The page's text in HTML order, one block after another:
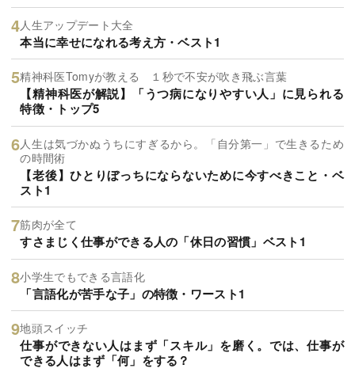
人生アップデート大全
本当に幸せになれる考え方・ベスト1
精神科医Tomyが教える １秒で不安が吹き飛ぶ言葉
【精神科医が解説】「うつ病になりやすい人」に見られる
特徴・トップ5
人生は気づかぬうちにすぎるから。「自分第一」で生きるため
の時間術
【老後】ひとりぼっちにならないために今すべきこと・ベ
スト1
筋肉が全て
すさまじく仕事ができる人の「休日の習慣」ベスト1
小学生でもできる言語化
「言語化が苦手な子」の特徴・ワースト1
地頭スイッチ
仕事ができない人はまず「スキル」を磨く。では、仕事が
できる人はまず「何」をする？